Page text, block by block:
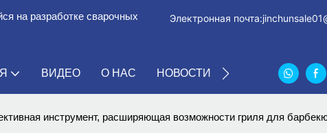
на разработке сварочных
Электронная почта:
ВИДЕО О НАС НОВОСТИ СВЯЖИТЕСЬ С
инструмент, расширяющая возможности гриля для